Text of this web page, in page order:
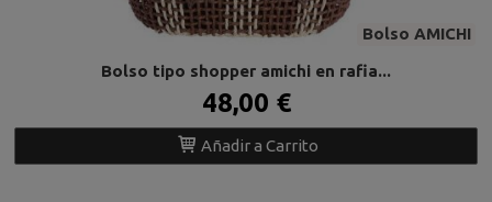
Bolso AMICHI
Bolso tipo shopper amichi en rafia...
48,00 €
Añadir a Carrito